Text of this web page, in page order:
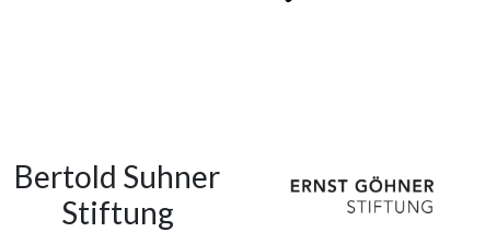
Bertold Suhner
Stiftung